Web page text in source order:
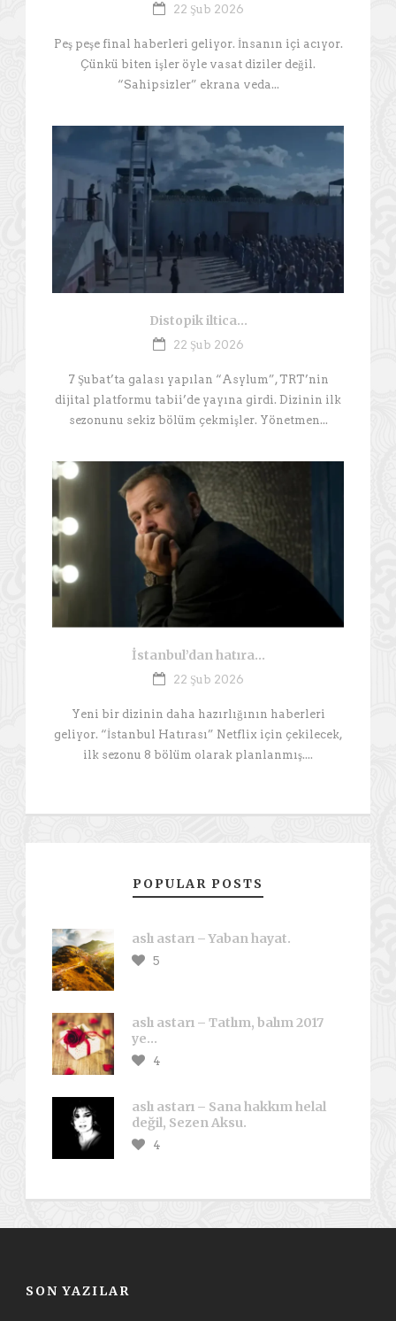
22 Şub 2026
Peş peşe final haberleri geliyor. İnsanın içi acıyor.
Çünkü biten işler öyle vasat diziler değil.
“Sahipsizler” ekrana veda...
Distopik iltica…
22 Şub 2026
7 Şubat’ta galası yapılan “Asylum”, TRT’nin
dijital platformu tabii’de yayına girdi. Dizinin ilk
sezonunu sekiz bölüm çekmişler. Yönetmen...
İstanbul’dan hatıra…
22 Şub 2026
Yeni bir dizinin daha hazırlığının haberleri
geliyor. “İstanbul Hatırası” Netflix için çekilecek,
ilk sezonu 8 bölüm olarak planlanmış....
POPULAR POSTS
aslı astarı – Yaban hayat.
5
aslı astarı – Tatlım, balım 2017
ye…
4
aslı astarı – Sana hakkım helal
değil, Sezen Aksu.
4
SON YAZILAR